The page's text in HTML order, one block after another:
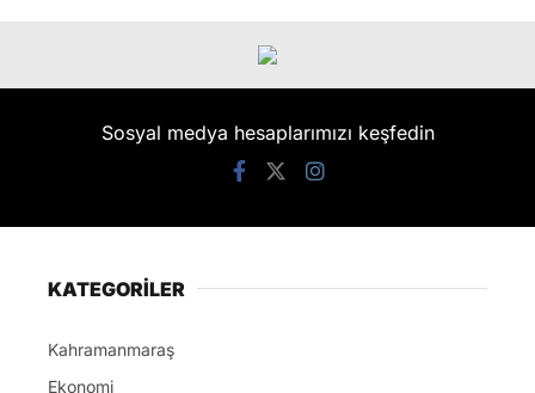
Sosyal medya hesaplarımızı keşfedin
KATEGORİLER
Kahramanmaraş
Ekonomi